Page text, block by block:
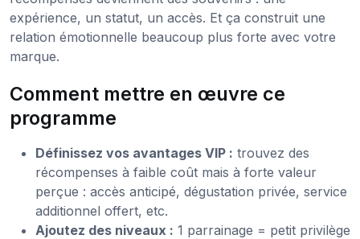
expérience, un statut, un accès. Et ça construit une
relation émotionnelle beaucoup plus forte avec votre
marque.
Comment mettre en œuvre ce
programme
Définissez vos avantages VIP : trouvez des
récompenses à faible coût mais à forte valeur
perçue : accès anticipé, dégustation privée, service
additionnel offert, etc.
Ajoutez des niveaux : 1 parrainage = petit privilège